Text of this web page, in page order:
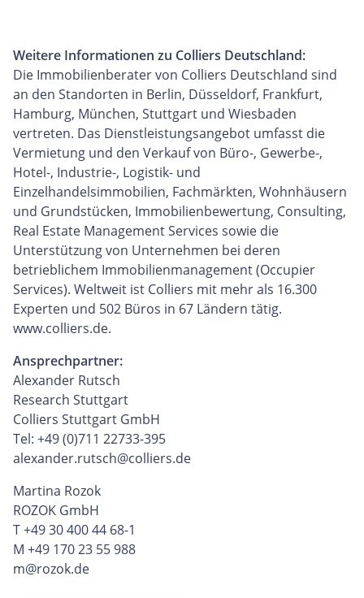
Weitere Informationen zu Colliers Deutschland:
Die Immobilienberater von Colliers Deutschland sind
an den Standorten in Berlin, Düsseldorf, Frankfurt,
Hamburg, München, Stuttgart und Wiesbaden
vertreten. Das Dienstleistungsangebot umfasst die
Vermietung und den Verkauf von Büro-, Gewerbe-,
Hotel-, Industrie-, Logistik- und
Einzelhandelsimmobilien, Fachmärkten, Wohnhäusern
und Grundstücken, Immobilienbewertung, Consulting,
Real Estate Management Services sowie die
Unterstützung von Unternehmen bei deren
betrieblichem Immobilienmanagement (Occupier
Services). Weltweit ist Colliers mit mehr als 16.300
Experten und 502 Büros in 67 Ländern tätig.
www.colliers.de.
Ansprechpartner:
Alexander Rutsch
Research Stuttgart
Colliers Stuttgart GmbH
Tel: +49 (0)711 22733-395
alexander.rutsch@colliers.de
Martina Rozok
ROZOK GmbH
T +49 30 400 44 68-1
M +49 170 23 55 988
m@rozok.de